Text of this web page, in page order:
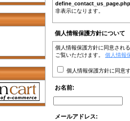
define_contact_us_page.php
非表示になります。
個人情報保護方針について
個人情報保護方針に同意され
ご覧いただけます。
個人情報
個人情報保護方針に同意
お名前:
メールアドレス: